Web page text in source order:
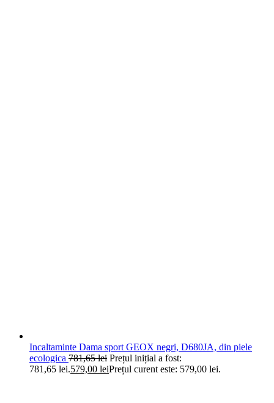
Incaltaminte Dama sport GEOX negri, D680JA, din piele
ecologica 781,65lei Prețul inițial a fost:
781,65 lei.579,00 leiPrețul curent este: 579,00 lei.